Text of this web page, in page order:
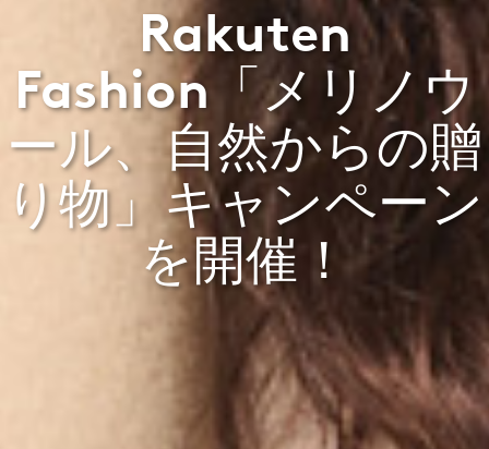
Rakuten
Fashion「メリノウ
ール、自然からの贈
り物」キャンペーン
を開催！